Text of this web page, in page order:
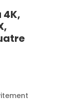
4K,